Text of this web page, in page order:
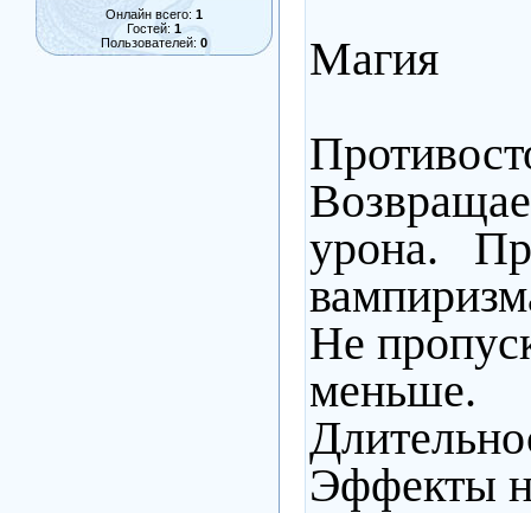
Онлайн всего: 1
Гостей: 1
Пользователей: 0
Магия
урона.
Не
меньше.
Эффекты